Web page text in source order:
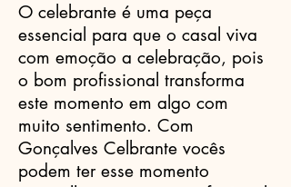
O celebrante é uma peça
essencial para que o casal viva
com emoção a celebração, pois
o bom profissional transforma
este momento em algo com
muito sentimento. Com
Gonçalves Celbrante vocês
podem ter esse momento